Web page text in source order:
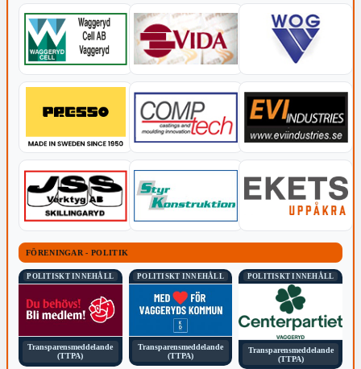
FÖRENINGAR - POLITIK
POLITISKT INNEHÅLL
Transparensmeddelande
(TTPA)
POLITISKT INNEHÅLL
Transparensmeddelande
(TTPA)
POLITISKT INNEHÅLL
Transparensmeddelande
(TTPA)